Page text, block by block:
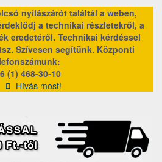
nyílászárót találtál a weben,
a technikai részletekről, a
eredetéről. Technikai kérdéssel
Szívesen segítünk. Központi
(1) 468-30-10
Hívás most!